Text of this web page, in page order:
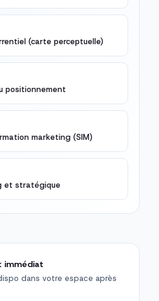
(carte perceptuelle)
positionnement
marketing (SIM)
et stratégique
immédiat
dans votre espace après